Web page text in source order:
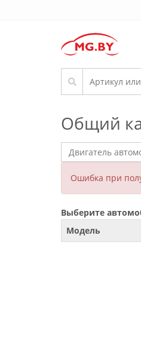
Общий
Ошибка при
Выберите
Модель